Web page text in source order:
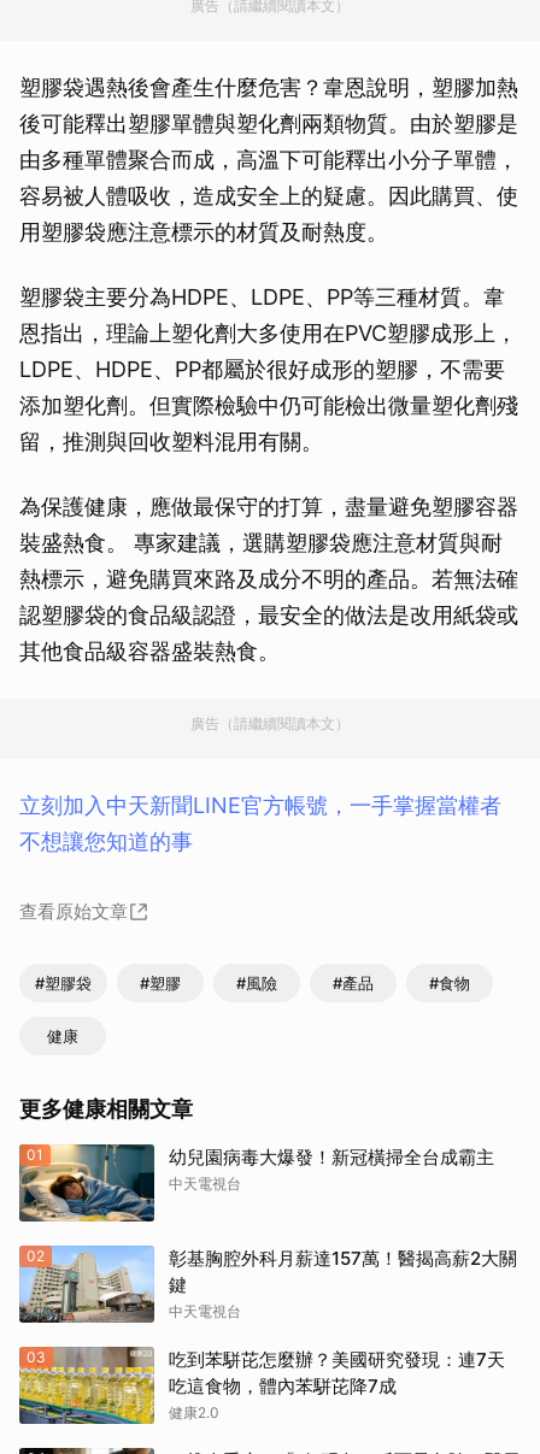
廣告（請繼續閱讀本文）
塑膠袋遇熱後會產生什麼危害？韋恩說明，塑膠加熱
後可能釋出塑膠單體與塑化劑兩類物質。由於塑膠是
由多種單體聚合而成，高溫下可能釋出小分子單體，
容易被人體吸收，造成安全上的疑慮。因此購買、使
用塑膠袋應注意標示的材質及耐熱度。
塑膠袋主要分為HDPE、LDPE、PP等三種材質。韋
恩指出，理論上塑化劑大多使用在PVC塑膠成形上，
LDPE、HDPE、PP都屬於很好成形的塑膠，不需要
添加塑化劑。但實際檢驗中仍可能檢出微量塑化劑殘
留，推測與回收塑料混用有關。
為保護健康，應做最保守的打算，盡量避免塑膠容器
裝盛熱食。 專家建議，選購塑膠袋應注意材質與耐
熱標示，避免購買來路及成分不明的產品。若無法確
認塑膠袋的食品級認證，最安全的做法是改用紙袋或
其他食品級容器盛裝熱食。
廣告（請繼續閱讀本文）
立刻加入中天新聞LINE官方帳號，一手掌握當權者
不想讓您知道的事
查看原始文章
#塑膠袋 #塑膠 #風險 #產品 #食物
健康
更多健康相關文章
01 幼兒園病毒大爆發！新冠橫掃全台成霸主
中天電視台
02
彰基胸腔外科月薪達157萬！醫揭高薪2大關
鍵
中天電視台
03
吃到苯駢芘怎麼辦？美國研究發現：連7天
吃這食物，體內苯駢芘降7成
健康2.0